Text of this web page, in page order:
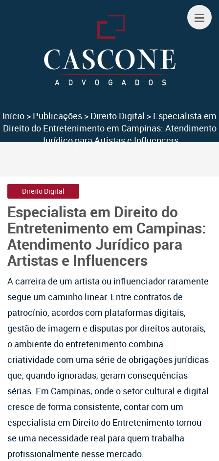
Início > Publicações > Direito Digital > Especialista em
Direito do Entretenimento em Campinas: Atendimento
Jurídico para Artistas e Influencers
Direito Digital
Especialista em Direito do
Entretenimento em Campinas:
Atendimento Jurídico para
Artistas e Influencers
A carreira de um artista ou influenciador raramente
segue um caminho linear. Entre contratos de
patrocínio, acordos com plataformas digitais,
gestão de imagem e disputas por direitos autorais,
o ambiente do entretenimento combina
criatividade com uma série de obrigações jurídicas
que, quando ignoradas, geram consequências
sérias. Em Campinas, onde o setor cultural e digital
cresce de forma consistente, contar com um
especialista em Direito do Entretenimento tornou-
se uma necessidade real para quem trabalha
profissionalmente nesse mercado.